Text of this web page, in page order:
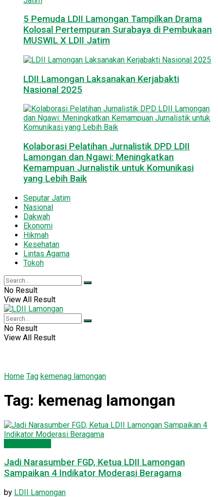
5 Pemuda LDII Lamongan Tampilkan Drama
Kolosal Pertempuran Surabaya di Pembukaan
MUSWIL X LDII Jatim
LDII Lamongan Laksanakan Kerjabakti
Nasional 2025
Kolaborasi Pelatihan Jurnalistik DPD LDII
Lamongan dan Ngawi: Meningkatkan
Kemampuan Jurnalistik untuk Komunikasi
yang Lebih Baik
Seputar Jatim
Nasional
Dakwah
Ekonomi
Hikmah
Kesehatan
Lintas Agama
Tokoh
No Result
View All Result
No Result
View All Result
Home Tag kemenag lamongan
Tag: kemenag lamongan
Jadi Narasumber FGD, Ketua LDII Lamongan
Sampaikan 4 Indikator Moderasi Beragama
by LDII Lamongan